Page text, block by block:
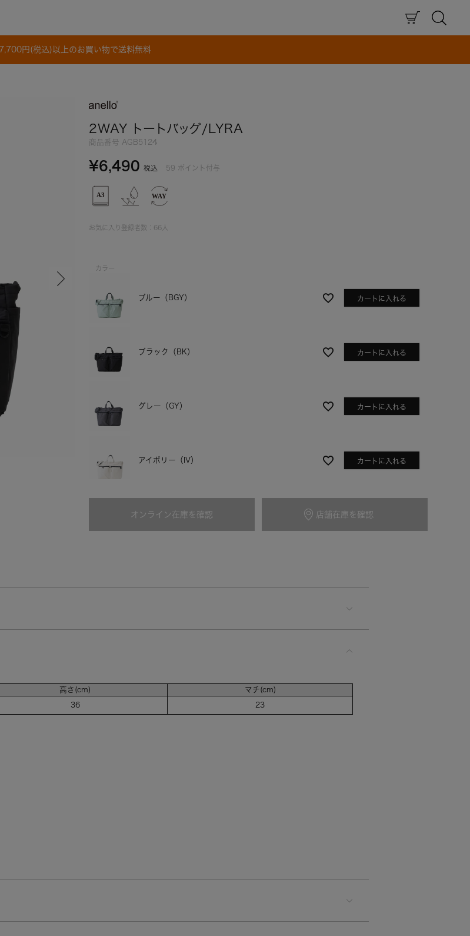
7,700円(税込)以上のお買い物で送料無料
2WAY トートバッグ/LYRA
商品番号 AGB5124
¥6,490 税込 59 ポイント付与
お気に入り登録者数： 66 人
×
カラー
ブルー（BGY） カートに入れる
ブラック（BK） カートに入れる
グレー（GY） カートに入れる
アイボリー（IV） カートに入れる
オンライン在庫を確認 店舗在庫を確認
高さ(cm)
36
マチ(cm)
23